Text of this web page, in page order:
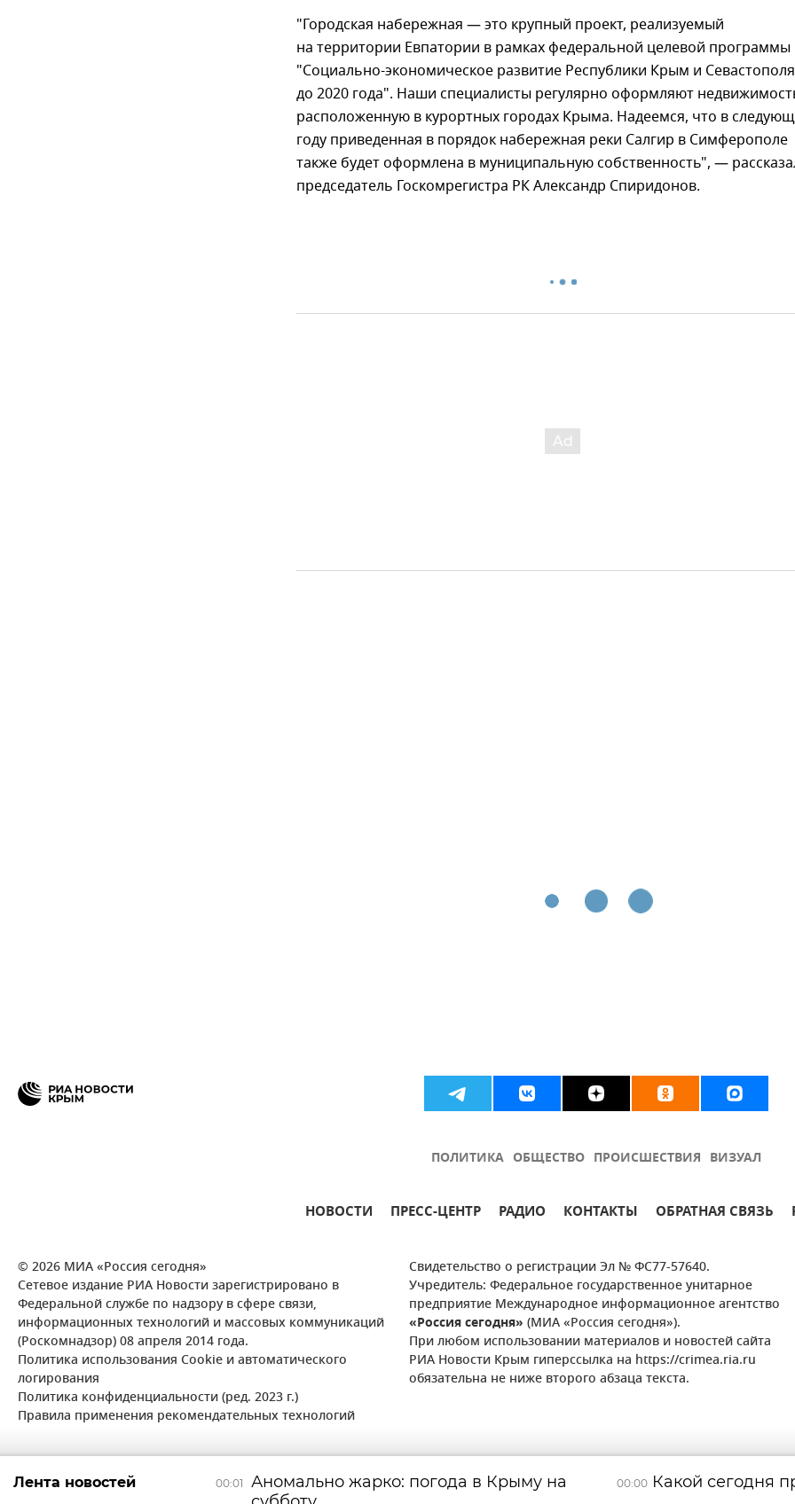
"Городская набережная — это крупный проект, реализуемый
на территории Евпатории в рамках федеральной целевой программы
"Социально-экономическое развитие Республики Крым и Севастополя
до 2020 года". Наши специалисты регулярно оформляют
расположенную в курортных городах Крыма. Надеемся, что в
году приведенная в порядок набережная реки Салгир в Симферополе
также будет оформлена в муниципальную собственность", —
председатель Госкомрегистра РК Александр Спиридонов.
ПОЛИТИКА ОБЩЕСТВО ПРОИСШЕСТВИЯ ВИЗУАЛ
НОВОСТИ ПРЕСС-ЦЕНТР РАДИО КОНТАКТЫ ОБРАТНАЯ СВЯЗЬ
© 2026 МИА «Россия сегодня»
Сетевое издание РИА Новости зарегистрировано в
Федеральной службе по надзору в сфере связи,
информационных технологий и массовых коммуникаций
(Роскомнадзор) 08 апреля 2014 года.
Политика использования Cookie и автоматического
логирования
Политика конфиденциальности (ред. 2023 г.)
Правила применения рекомендательных технологий
Свидетельство о регистрации Эл № ФС77-57640.
Учредитель: Федеральное государственное унитарное
предприятие Международное информационное агентство
«Россия сегодня» (МИА «Россия сегодня»).
При любом использовании материалов и новостей сайта
РИА Новости Крым гиперссылка на https://crimea.ria.ru
обязательна не ниже второго абзаца текста.
00:01
Аномально жарко: погода в Крыму на
00:00 Какой сегодня
Лента новостей